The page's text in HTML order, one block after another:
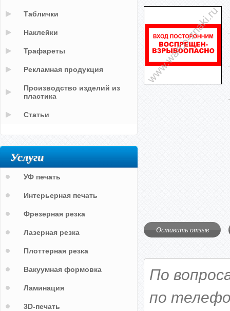
Оставить отзыв
По
по
Таблички
Наклейки
Трафареты
Рекламная продукция
Производство изделий из
пластика
Статьи
Услуги
УФ печать
Интерьерная печать
Фрезерная резка
Лазерная резка
Плоттерная резка
Вакуумная формовка
Ламинация
3D-печать